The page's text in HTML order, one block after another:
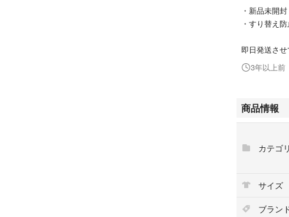
・新品未開封
・すり替え
即日発送させ
3年以上前
商品情報
カテゴリ
サイズ
ブラン